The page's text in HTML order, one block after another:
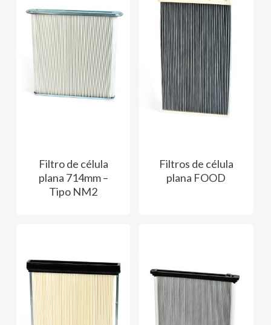
Filtro de célula
plana 714mm –
Tipo NM2
Filtros de célula
plana FOOD